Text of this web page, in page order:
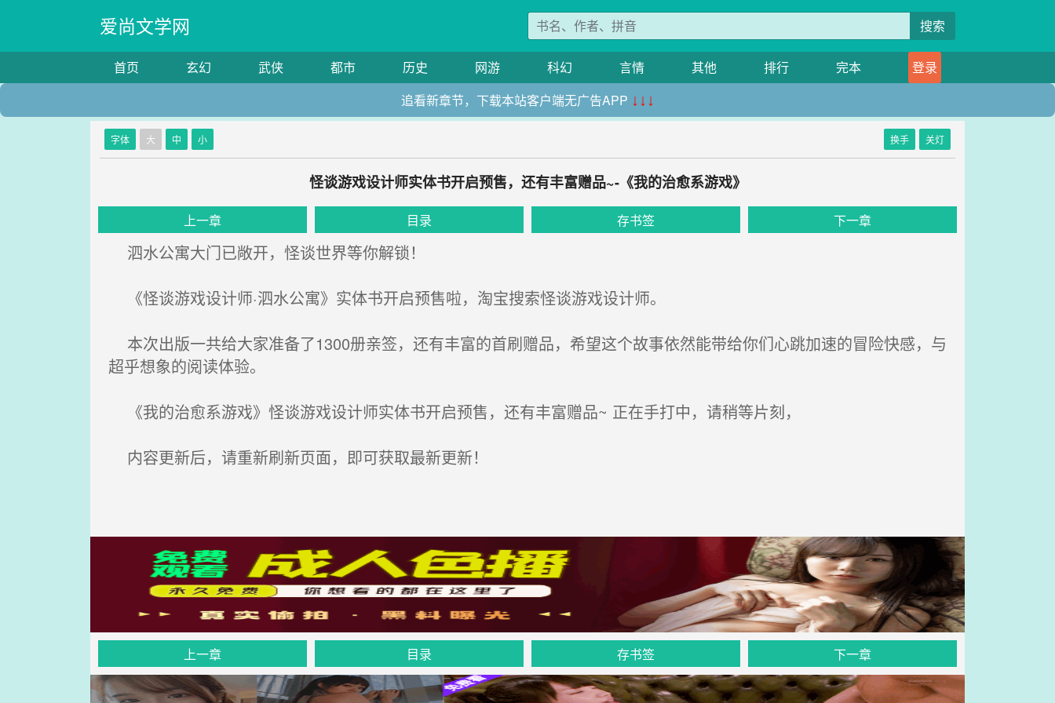
爱尚文学网 搜索
首页 玄幻 武侠 都市 历史 网游 科幻 言情 其他 排行 完本
登录
追看新章节，下载本站客户端无广告APP ↓↓↓
字体 大 中 小 换手 关灯
怪谈游戏设计师实体书开启预售，还有丰富赠品~-《我的治愈系游戏》
上一章 目录 存书签 下一章
泗水公寓大门已敞开，怪谈世界等你解锁！
《怪谈游戏设计师·泗水公寓》实体书开启预售啦，淘宝搜索怪谈游戏设计师。
本次出版一共给大家准备了1300册亲签，还有丰富的首刷赠品，希望这个故事依然能带给你们心跳加速的冒险快感，与
超乎想象的阅读体验。
《我的治愈系游戏》怪谈游戏设计师实体书开启预售，还有丰富赠品~ 正在手打中，请稍等片刻，
内容更新后，请重新刷新页面，即可获取最新更新！
上一章 目录 存书签 下一章